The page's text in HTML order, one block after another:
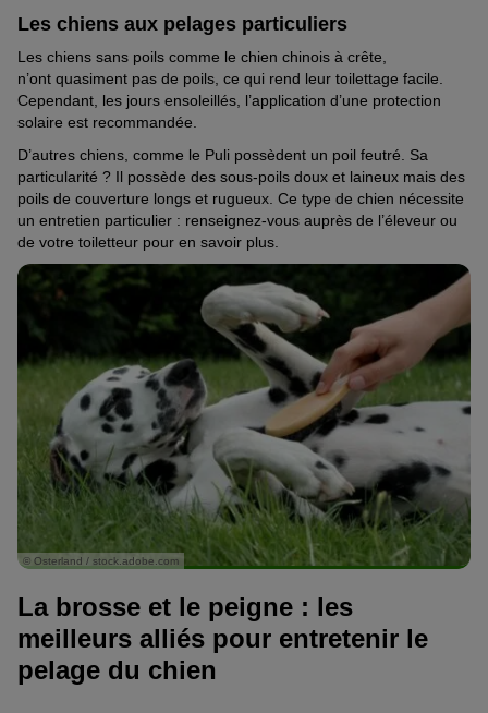
Les chiens aux pelages particuliers
Les chiens sans poils comme le chien chinois à crête,
n’ont quasiment pas de poils, ce qui rend leur toilettage facile.
Cependant, les jours ensoleillés, l’application d’une protection
solaire est recommandée
D’autres chiens, comme le Puli possèdent un poil feutré. Sa
particularité ? Il possède des sous-poils doux et laineux mais des
poils de couverture longs et rugueux. Ce type de chien nécessite
un entretien particulier : renseignez-vous auprès de l’éleveur ou
de votre toiletteur pour en savoir plus.
© Osterland / stock.adobe.com
La brosse et le peigne : les
meilleurs alliés pour entretenir le
pelage du chien